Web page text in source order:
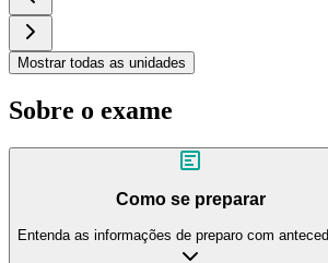
Mostrar todas as unidades
Sobre o exame
Como se preparar
Entenda as informações de preparo com